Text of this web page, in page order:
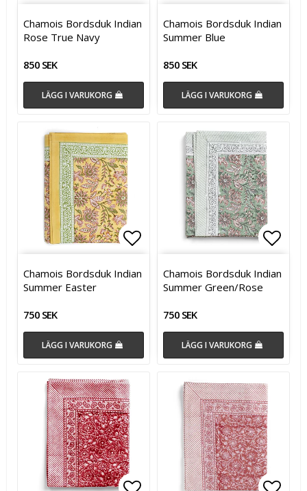
Lägg till i favoritlistan
Chamois Bordsduk Indian
Rose True Navy
850 SEK
LÄGG I VARUKORG
Chamois Bordsduk Indian
Summer Blue
850 SEK
LÄGG I VARUKORG
Lägg till i favoritlistan
Lägg till i favoritlistan
Chamois Bordsduk Indian
Summer Easter
750 SEK
LÄGG I VARUKORG
Chamois Bordsduk Indian
Summer Green/Rose
750 SEK
LÄGG I VARUKORG